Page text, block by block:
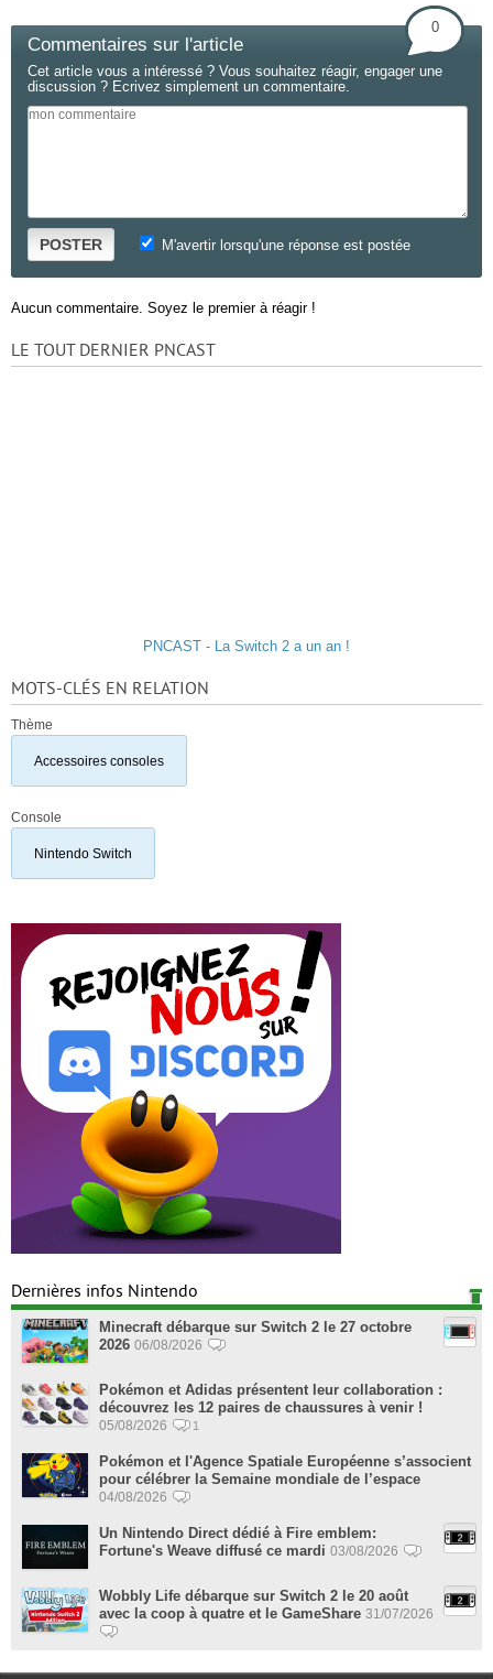
Commentaires sur l'article
0
Cet article vous a intéressé ? Vous souhaitez réagir, engager une
discussion ? Ecrivez simplement un commentaire.
POSTER M'avertir lorsqu'une réponse est postée
Aucun commentaire. Soyez le premier à réagir !
LE TOUT DERNIER PNCAST
PNCAST - La Switch 2 a un an !
MOTS-CLÉS EN RELATION
Thème
Accessoires consoles
Console
Nintendo Switch
Dernières infos Nintendo
Minecraft débarque sur Switch 2 le 27 octobre
2026 06/08/2026
Pokémon et Adidas présentent leur collaboration :
découvrez les 12 paires de chaussures à venir !
05/08/2026 1
Pokémon et l'Agence Spatiale Européenne s’associent
pour célébrer la Semaine mondiale de l’espace
04/08/2026
Un Nintendo Direct dédié à Fire emblem:
Fortune's Weave diffusé ce mardi 03/08/2026
Wobbly Life débarque sur Switch 2 le 20 août
avec la coop à quatre et le GameShare 31/07/2026